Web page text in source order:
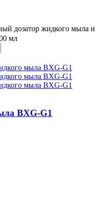
дозатор жидкого мыла и
мл
BXG-G1